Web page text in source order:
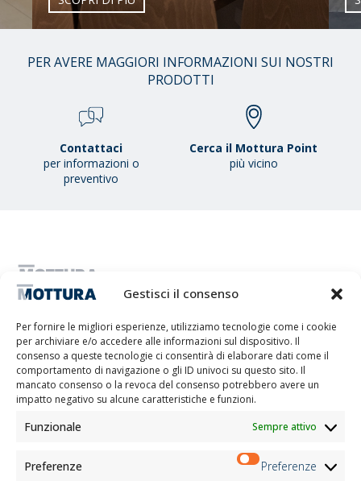
Gestisci il consenso
Per fornire le migliori esperienze, utilizziamo tecnologie come i cookie
per archiviare e/o accedere alle informazioni sul dispositivo. Il
consenso a queste tecnologie ci consentirà di elaborare dati come il
comportamento di navigazione o gli ID univoci su questo sito. Il
mancato consenso o la revoca del consenso potrebbero avere un
impatto negativo su alcune caratteristiche e funzioni.
Funzionale Sempre attivo
Preferenze Preferenze
01
/
38
PER AVERE MAGGIORI INFORMAZIONI SUI NOSTRI
PRODOTTI
Contattaci
per informazioni o
preventivo
Cerca il Mottura Point
più vicino
MOTTURA S.P.A. - Capitale sociale 1.300.000,00 i.v. - C.F. & P.IVA
e coordinamento da parte di Tescofin Srl
Privacy Policy
Cookie Policy Imprint
Disconoscimento
Whistleblowing
Lithos S.r.l.
Misura – VOUCHER DIGITALIZZAZIONE PMI è stato realizzato grazie al co-finanziamento